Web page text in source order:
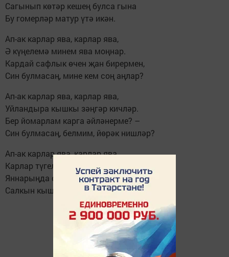
Сагынып көтәр кешең булса гына
Бу гомерләр матур үтә икән.
Ап-ак карлар ява, карлар ява,
Ә күңелемә минем ява моңнар.
Кардай сафлык өчен җан бирермен,
Син булмасаң, мине кем соң аңлар?
Ап-ак карлар ява, карлар ява,
Уйландыра кышкы зәңгәр кичләр.
Бер йомарлам карга әйләнерме? –
Син булмасаң, белмим, йөрәк нишләр?
Ап-ак карлар ява, карлар ява,
Карлар түгел, ап-ак энҗе коела.
Яннарыңда сөйгән кешең булса,
Салкын кыш та җылы, җылы тоела.